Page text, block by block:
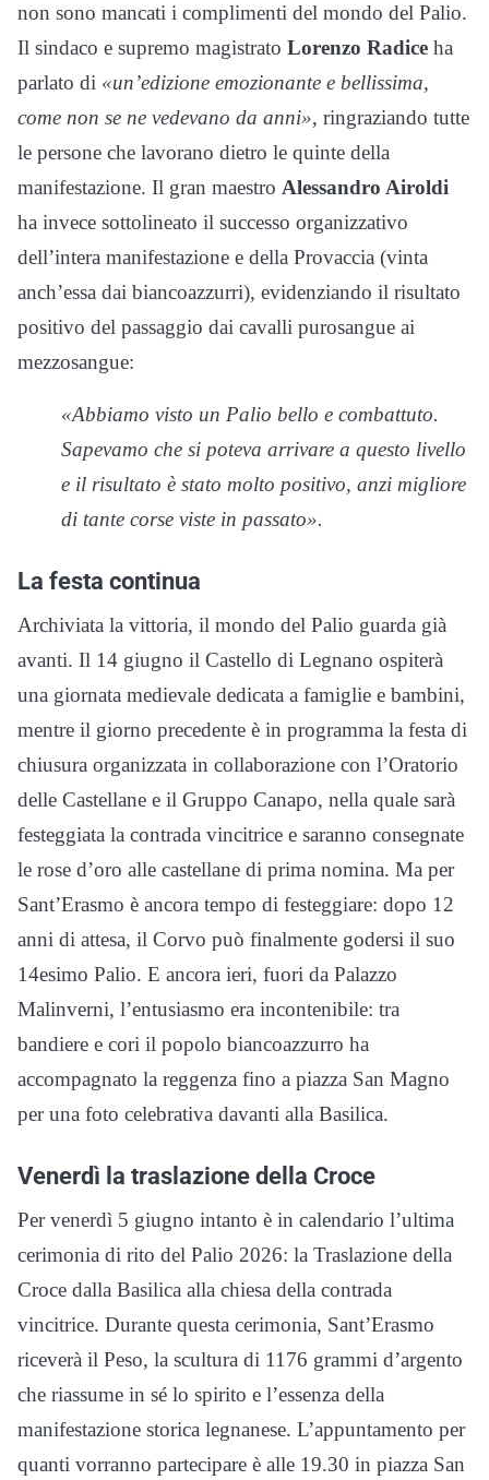
non sono mancati i complimenti del mondo del Palio.
Il sindaco e supremo magistrato Lorenzo Radice ha
parlato di «un’edizione emozionante e bellissima,
come non se ne vedevano da anni», ringraziando tutte
le persone che lavorano dietro le quinte della
manifestazione. Il gran maestro Alessandro Airoldi
ha invece sottolineato il successo organizzativo
dell’intera manifestazione e della Provaccia (vinta
anch’essa dai biancoazzurri), evidenziando il risultato
positivo del passaggio dai cavalli purosangue ai
mezzosangue:
«Abbiamo visto un Palio bello e combattuto.
Sapevamo che si poteva arrivare a questo livello
e il risultato è stato molto positivo, anzi migliore
di tante corse viste in passato».
La festa continua
Archiviata la vittoria, il mondo del Palio guarda già
avanti. Il 14 giugno il Castello di Legnano ospiterà
una giornata medievale dedicata a famiglie e bambini,
mentre il giorno precedente è in programma la festa di
chiusura organizzata in collaborazione con l’Oratorio
delle Castellane e il Gruppo Canapo, nella quale sarà
festeggiata la contrada vincitrice e saranno consegnate
le rose d’oro alle castellane di prima nomina. Ma per
Sant’Erasmo è ancora tempo di festeggiare: dopo 12
anni di attesa, il Corvo può finalmente godersi il suo
14esimo Palio. E ancora ieri, fuori da Palazzo
Malinverni, l’entusiasmo era incontenibile: tra
bandiere e cori il popolo biancoazzurro ha
accompagnato la reggenza fino a piazza San Magno
per una foto celebrativa davanti alla Basilica.
Venerdì la traslazione della Croce
Per venerdì 5 giugno intanto è in calendario l’ultima
cerimonia di rito del Palio 2026: la Traslazione della
Croce dalla Basilica alla chiesa della contrada
vincitrice. Durante questa cerimonia, Sant’Erasmo
riceverà il Peso, la scultura di 1176 grammi d’argento
che riassume in sé lo spirito e l’essenza della
manifestazione storica legnanese. L’appuntamento per
quanti vorranno partecipare è alle 19.30 in piazza San